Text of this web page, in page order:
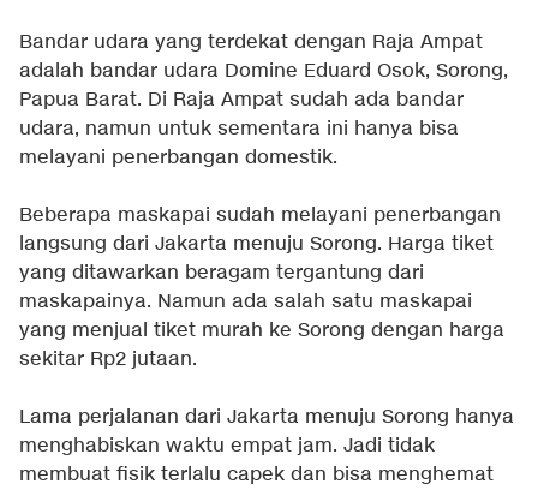
Bandar udara yang terdekat dengan Raja Ampat
adalah bandar udara Domine Eduard Osok, Sorong,
Papua Barat. Di Raja Ampat sudah ada bandar
udara, namun untuk sementara ini hanya bisa
melayani penerbangan domestik.
Beberapa maskapai sudah melayani penerbangan
langsung dari Jakarta menuju Sorong. Harga tiket
yang ditawarkan beragam tergantung dari
maskapainya. Namun ada salah satu maskapai
yang menjual tiket murah ke Sorong dengan harga
sekitar Rp2 jutaan.
Lama perjalanan dari Jakarta menuju Sorong hanya
menghabiskan waktu empat jam. Jadi tidak
membuat fisik terlalu capek dan bisa menghemat